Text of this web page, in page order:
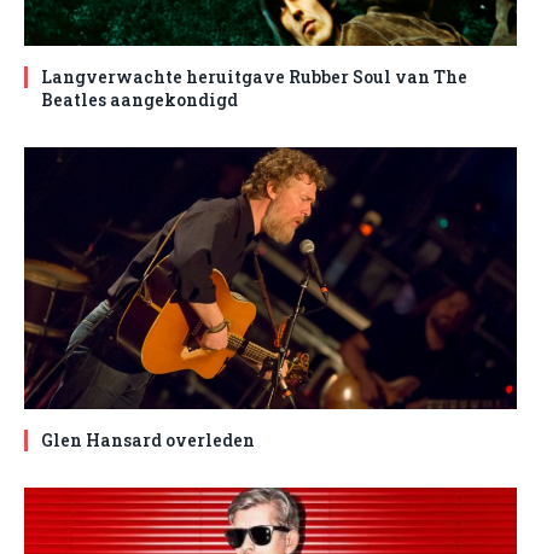
Langverwachte heruitgave Rubber Soul van The
Beatles aangekondigd
Glen Hansard overleden